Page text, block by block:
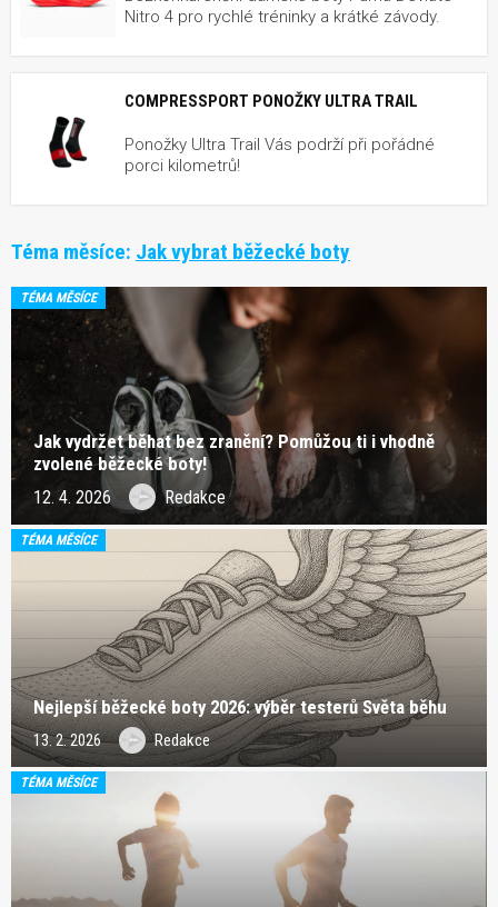
Nitro 4 pro rychlé tréninky a krátké závody.
COMPRESSPORT PONOŽKY ULTRA TRAIL
Ponožky Ultra Trail Vás podrží při pořádné
porci kilometrů!
Téma měsíce: Jak vybrat běžecké boty
TÉMA MĚSÍCE
Jak vydržet běhat bez zranění? Pomůžou ti i vhodně
zvolené běžecké boty!
12. 4. 2026 Redakce
TÉMA MĚSÍCE
Nejlepší běžecké boty 2026: výběr testerů Světa běhu
13. 2. 2026 Redakce
TÉMA MĚSÍCE